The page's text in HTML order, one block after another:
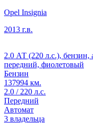
Opel Insignia
2013 г.в.
2.0 АТ (220 л.с.), бензин,
передний, фиолетовый
Бензин
137994 км.
2.0 / 220 л.с.
Передний
Автомат
3 владельца